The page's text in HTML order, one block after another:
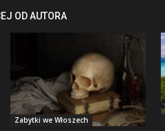
OD AUTORA
Zabytki we Włoszech